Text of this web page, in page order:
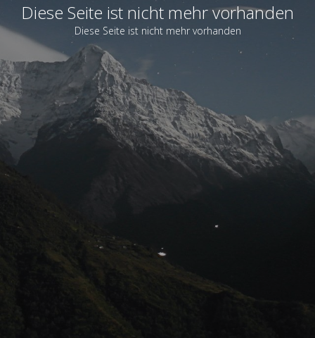
Diese Seite ist nicht mehr vorhanden
Diese Seite ist nicht mehr vorhanden